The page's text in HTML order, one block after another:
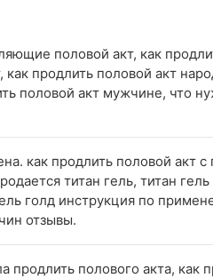
половой акт, как
продлить половой акт
половой акт мужчине, что
как продлить половой
титан гель, титан
голд инструкция по
отзывы.
продлить полового акта, как